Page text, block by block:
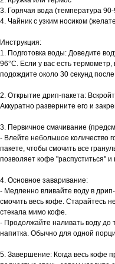
3. Горячая вода (температура 90-
4. Чайник с узким носиком
Инструкция:
1. Подготовка воды: Доведите
96°C. Если у вас есть
подождите около 30 секунд
2. Открытие дрип-пакета:
Аккуратно разверните его и
3. Первичное смачивание
- Влейте небольшое количество
пакете, чтобы смочить все
позволяет кофе "распуститься"
4. Основное заваривание:
- Медленно вливайте воду в
смочить весь кофе. Старайтесь
стекала мимо кофе.
- Продолжайте наливать воду
напитка. Обычно для одной
5. Завершение: Когда весь кофе
м. Ботанический сад
Пн-Пт с 09:00 до 21:00
info@smartcoffeelab.ru
+7 926 891 92 01
Москва,
47
ВДНХ
м. Динамо, м. ЦСКА
Пн-Чт с 08:00 до 20:00, Пт с
Сб, Вс и праздничные дни -
info@smartcoffeelab.ru
+7 903 796 13 08
Ленинградский
проспект, 37А,
корп.4
ДИнамо